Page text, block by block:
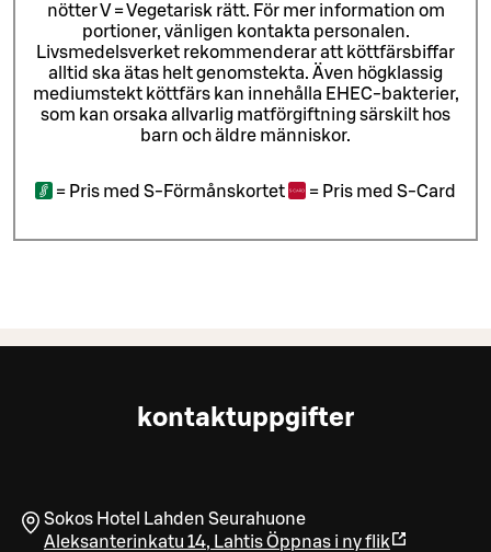
nötter V = Vegetarisk rätt. För mer information om
portioner, vänligen kontakta personalen.
Livsmedelsverket rekommenderar att köttfärsbiffar
alltid ska ätas helt genomstekta. Även högklassig
mediumstekt köttfärs kan innehålla EHEC-bakterier,
som kan orsaka allvarlig matförgiftning särskilt hos
barn och äldre människor.
= Pris med S-Förmånskortet = Pris med S-Card
kontaktuppgifter
Sokos Hotel Lahden Seurahuone
Aleksanterinkatu 14, LahtisÖppnas i ny flik